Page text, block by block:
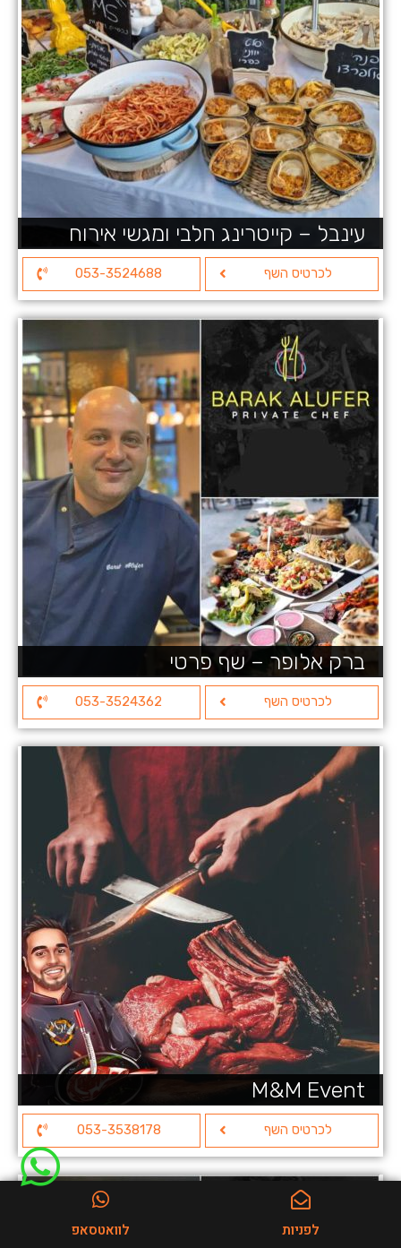
עינבל – קייטרינג חלבי ומגשי אירוח
לכרטיס השף 053-3524688
ברק אלופר – שף פרטי
לכרטיס השף 053-3524362
M&M Event
לכרטיס השף 053-3538178
לפניות לוואטסאפ